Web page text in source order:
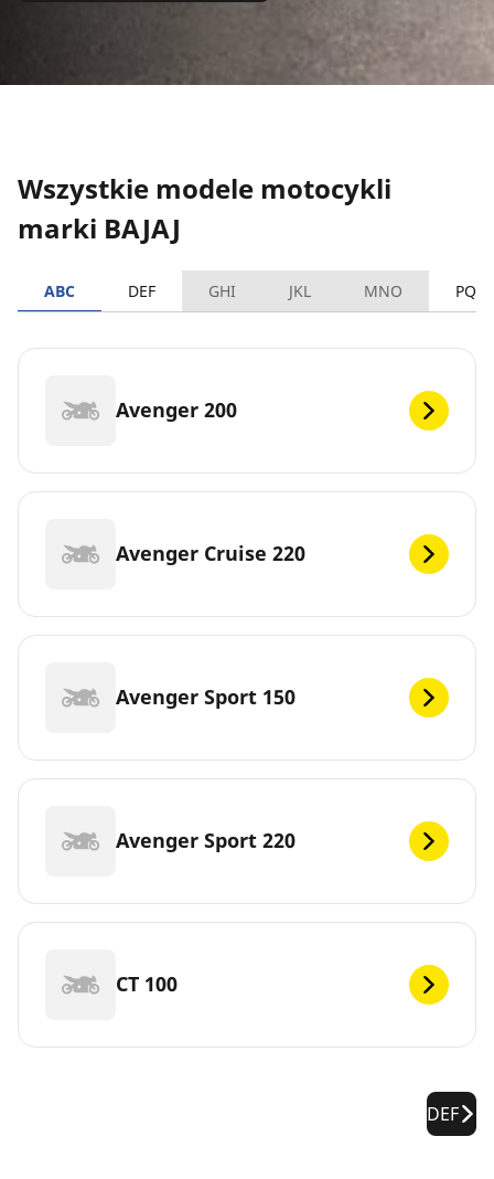
Wszystkie modele motocykli
marki BAJAJ
ABC DEF GHI JKL MNO PQRS
Avenger 200
Avenger Cruise 220
Avenger Sport 150
Avenger Sport 220
CT 100
DEF